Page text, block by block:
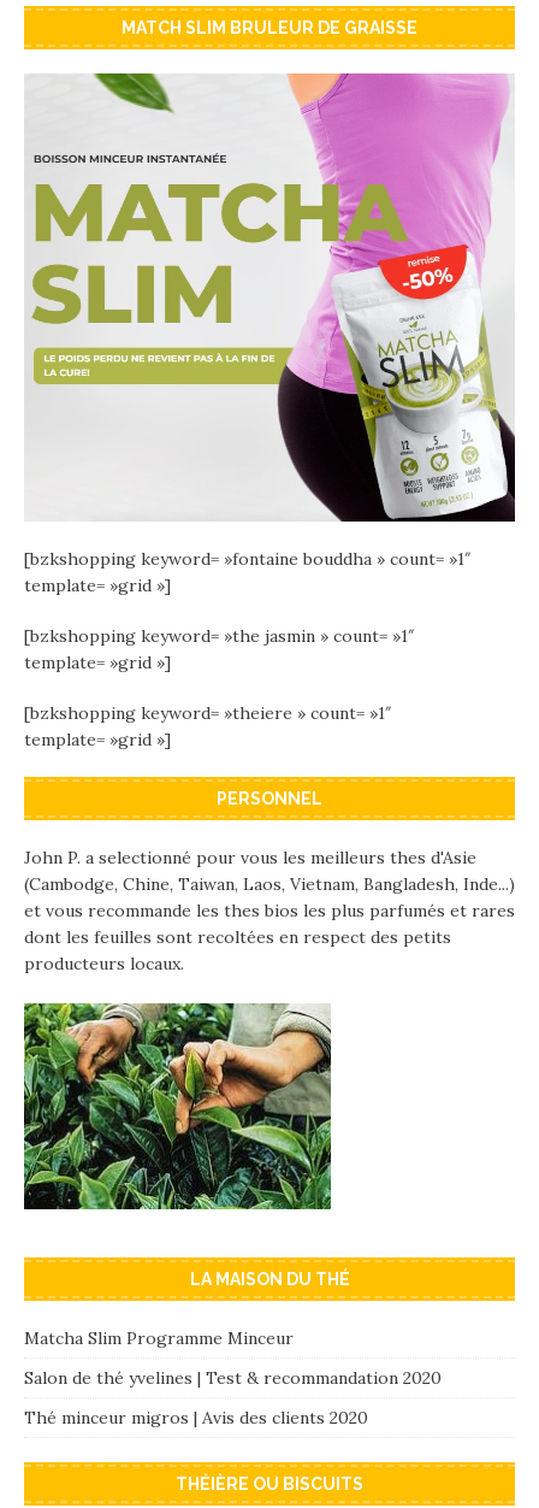
MATCH SLIM BRULEUR DE GRAISSE
[bzkshopping keyword= »fontaine bouddha » count= »1″
template= »grid »]
[bzkshopping keyword= »the jasmin » count= »1″
template= »grid »]
[bzkshopping keyword= »theiere » count= »1″
template= »grid »]
PERSONNEL
John P. a selectionné pour vous les meilleurs thes d'Asie
(Cambodge, Chine, Taiwan, Laos, Vietnam, Bangladesh, Inde...)
et vous recommande les thes bios les plus parfumés et rares
dont les feuilles sont recoltées en respect des petits
producteurs locaux.
LA MAISON DU THÉ
Matcha Slim Programme Minceur
Salon de thé yvelines | Test & recommandation 2020
Thé minceur migros | Avis des clients 2020
THÉIÈRE OU BISCUITS